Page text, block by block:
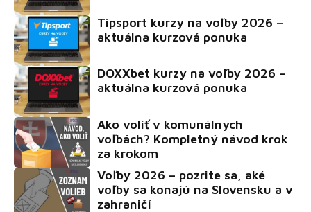
Tipsport kurzy na voľby 2026 –
aktuálna kurzová ponuka
DOXXbet kurzy na voľby 2026 –
aktuálna kurzová ponuka
Ako voliť v komunálnych
voľbách? Kompletný návod krok
za krokom
Voľby 2026 – pozrite sa, aké
voľby sa konajú na Slovensku a v
zahraničí